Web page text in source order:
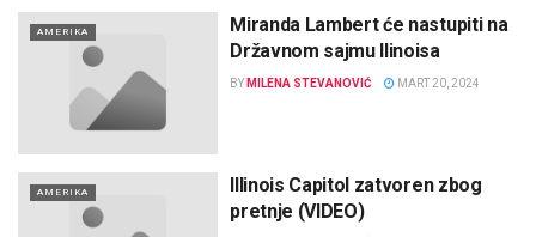
AMERIKA
Miranda Lambert će nastupiti na
Državnom sajmu Ilinoisa
BY MILENA STEVANOVIĆ MART 20, 2024
AMERIKA
Illinois Capitol zatvoren zbog
pretnje (VIDEO)